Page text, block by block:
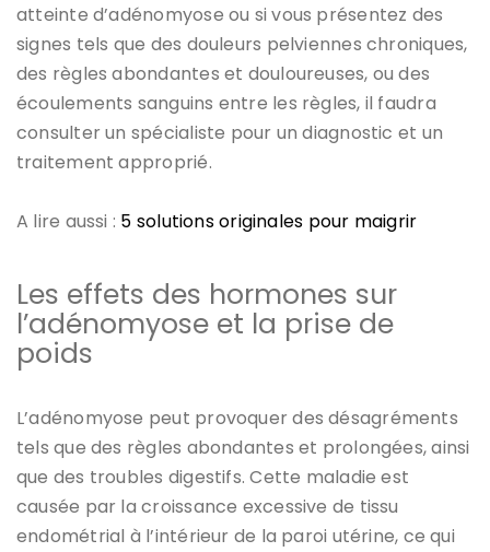
atteinte d’adénomyose ou si vous présentez des
signes tels que des douleurs pelviennes chroniques,
des règles abondantes et douloureuses, ou des
écoulements sanguins entre les règles, il faudra
consulter un spécialiste pour un diagnostic et un
traitement approprié.
A lire aussi : 5 solutions originales pour maigrir
Les effets des hormones sur
l’adénomyose et la prise de
poids
L’adénomyose peut provoquer des désagréments
tels que des règles abondantes et prolongées, ainsi
que des troubles digestifs. Cette maladie est
causée par la croissance excessive de tissu
endométrial à l’intérieur de la paroi utérine, ce qui